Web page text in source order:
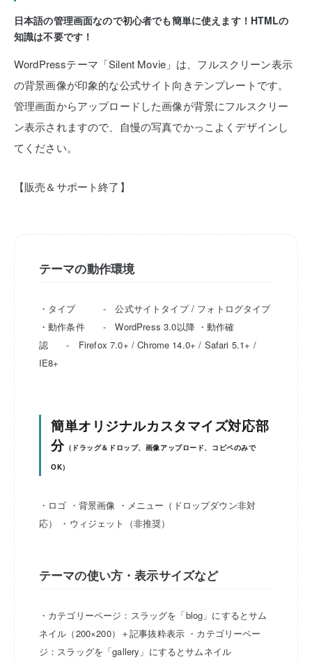
日本語の管理画面なので初心者でも簡単に使えます！HTMLの
知識は不要です！
WordPressテーマ「Silent Movie」は、フルスクリーン表示
の背景画像が印象的な公式サイト向きテンプレートです。
管理画面からアップロードした画像が背景にフルスクリー
ン表示されますので、自慢の写真でかっこよくデザインし
てください。
【販売＆サポート終了】
テーマの動作環境
・タイプ - 公式サイトタイプ / フォトログタイプ
・動作条件 - WordPress 3.0以降・動作確
認 - Firefox 7.0+ / Chrome 14.0+ / Safari 5.1+ /
IE8+
簡単オリジナルカスタマイズ対応部
分（ドラッグ＆ドロップ、画像アップロード、コピペのみで
OK）
・ロゴ ・背景画像 ・メニュー（ドロップダウン非対
応）
・ウィジェット（非推奨）
テーマの使い方・表示サイズなど
・カテゴリーページ：スラッグを「blog」にするとサム
ネイル（200×200）＋記事抜粋表示 ・カテゴリーペー
ジ：スラッグを「gallery」にするとサムネイル